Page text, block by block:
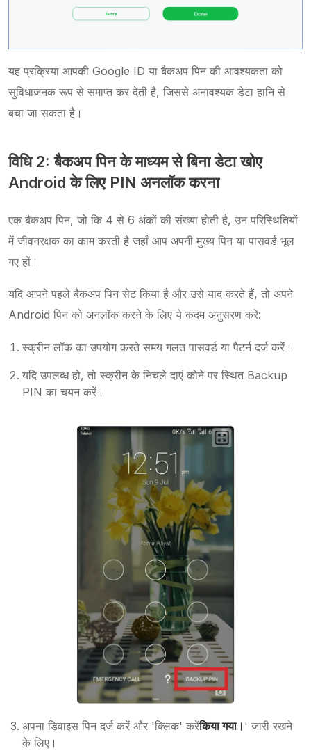
यह प्रक्रिया आपकी Google ID या बैकअप पिन की आवश्यकता को
सुविधाजनक रूप से समाप्त कर देती है, जिससे अनावश्यक डेटा हानि से
बचा जा सकता है।
विधि 2: बैकअप पिन के माध्यम से बिना डेटा खोए
Android के लिए PIN अनलॉक करना
एक बैकअप पिन, जो कि 4 से 6 अंकों की संख्या होती है, उन परिस्थितियों
में जीवनरक्षक का काम करती है जहाँ आप अपनी मुख्य पिन या पासवर्ड भूल
गए हों।
यदि आपने पहले बैकअप पिन सेट किया है और उसे याद करते हैं, तो अपने
Android पिन को अनलॉक करने के लिए ये कदम अनुसरण करें:
स्क्रीन लॉक का उपयोग करते समय गलत पासवर्ड या पैटर्न दर्ज करें।
यदि उपलब्ध हो, तो स्क्रीन के निचले दाएं कोने पर स्थित Backup
PIN का चयन करें।
अपना डिवाइस पिन दर्ज करें और 'क्लिक' करेंकिया गया। ' जारी रखने
के लिए।